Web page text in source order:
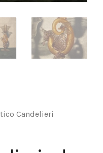
Candelieri